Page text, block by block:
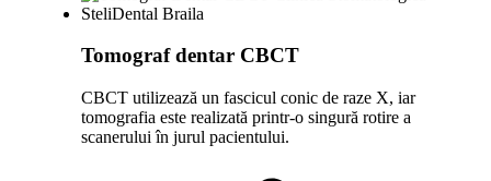
Tomograf dentar CBCT
CBCT utilizează un fascicul conic de raze X, iar
tomografia este realizată printr-o singură rotire a
scanerului în jurul pacientului.